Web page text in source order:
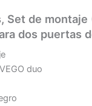
Set de montaje
dos puertas
duo